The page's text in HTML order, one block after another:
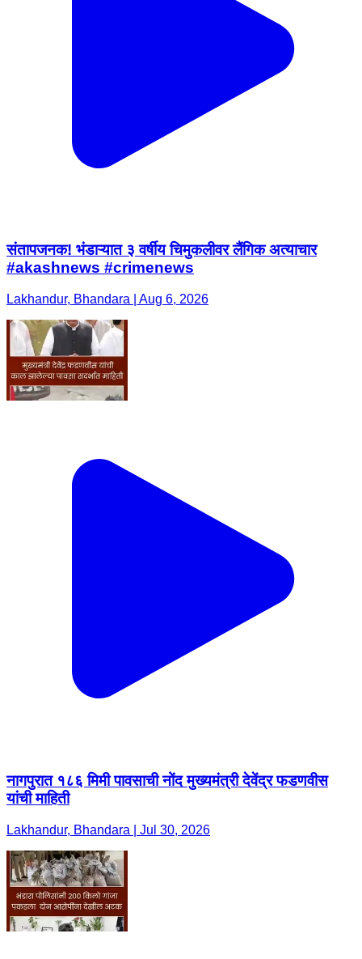
संतापजनक! भंडाऱ्यात ३ वर्षीय चिमुकलीवर लैंगिक अत्याचार
#akashnews #crimenews
Lakhandur, Bhandara | Aug 6, 2026
नागपुरात १८६ मिमी पावसाची नोंद मुख्यमंत्री देवेंद्र फडणवीस
यांची माहिती
Lakhandur, Bhandara | Jul 30, 2026